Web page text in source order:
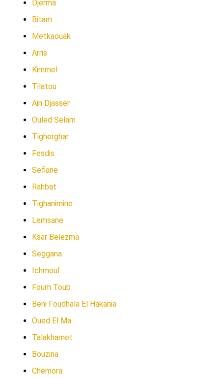
Djerma
Bitam
Metkaouak
Arris
Kimmel
Tilatou
Ain Djasser
Ouled Selam
Tigherghar
Fesdis
Sefiane
Rahbat
Tighanimine
Lemsane
Ksar Belezma
Seggana
Ichmoul
Foum Toub
Beni Foudhala El Hakania
Oued El Ma
Talakhamet
Bouzina
Chemora